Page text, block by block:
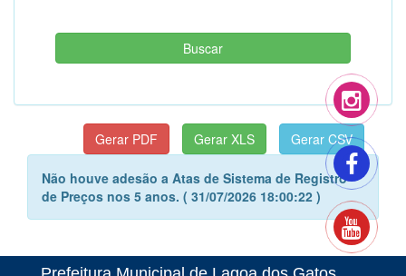
Não houve adesão a Atas de Sistema de Registro
de Preços nos 5 anos. ( 31/07/2026 18:00:22 )